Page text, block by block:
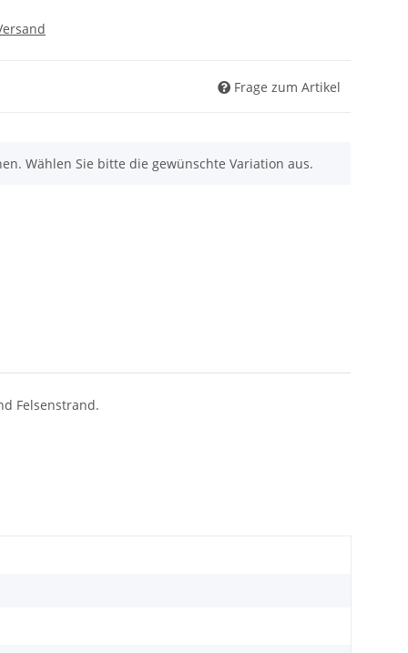
Frage zum Artikel
Wählen Sie bitte die gewünschte Variation aus.
Felsenstrand.